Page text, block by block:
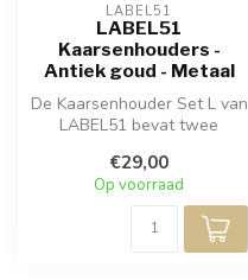
LABEL51
LABEL51
Kaarsenhouders -
Antiek goud - Metaal
De Kaarsenhouder Set L van
LABEL51 bevat twee
kaarsenhouders...
€29,00
Op voorraad